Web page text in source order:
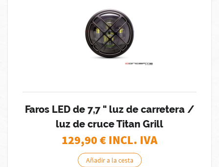
Faros LED de 7,7 " luz de carretera /
luz de cruce Titan Grill
129,90€ INCL. IVA
Añadir a la cesta